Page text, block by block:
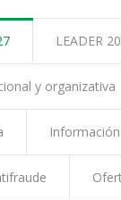
LEADER
y organizativa